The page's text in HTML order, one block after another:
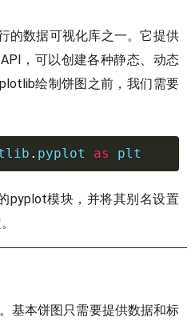
的数据可视化库之一。它提供
，可以创建各种静态、动态
绘制饼图之前，我们需要
. pyplot as plt
pyplot模块，并将其别名设置
基本饼图只需要提供数据和标